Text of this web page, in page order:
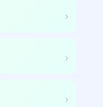
›
›
›